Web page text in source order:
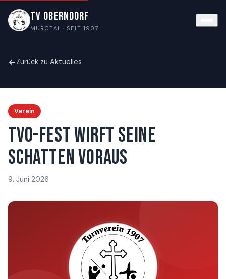
TV Oberndorf
MURGTAL · SEIT 1907
Zurück zu Aktuelles
Verein
TVO-Fest wirft seine
Schatten voraus
9. Juni 2026